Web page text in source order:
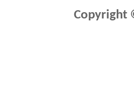
Copyright